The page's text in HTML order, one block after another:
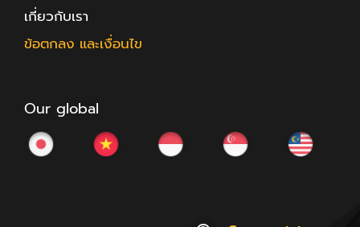
เกี่ยวกับเรา
ข้อตกลง และเงื่อนไข
Our global